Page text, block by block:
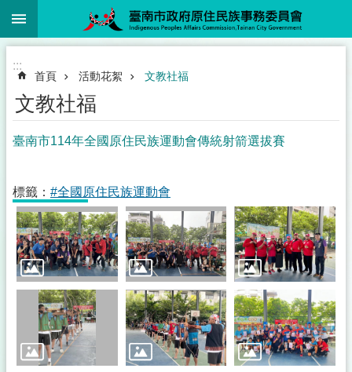
跳到主要內容區塊
:::
首頁 活動花絮 文教社福
文教社福
臺南市114年全國原住民族運動會傳統射箭選拔賽
標籤： #全國原住民族運動會